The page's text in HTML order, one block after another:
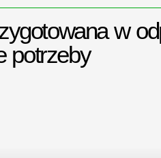
w
potrzeby